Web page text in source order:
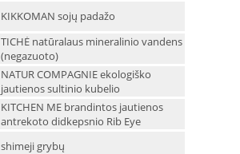
KIKKOMAN sojų padažo
TICHĖ natūralaus mineralinio vandens
(negazuoto)
NATUR COMPAGNIE ekologiško
jautienos sultinio kubelio
KITCHEN ME brandintos jautienos
antrekoto didkepsnio Rib Eye
shimeji grybų